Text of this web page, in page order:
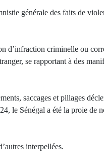
générale des faits de
d’infraction criminelle ou
se rapportant à des
saccages et pillages
le Sénégal a été la proie de
interpellées.